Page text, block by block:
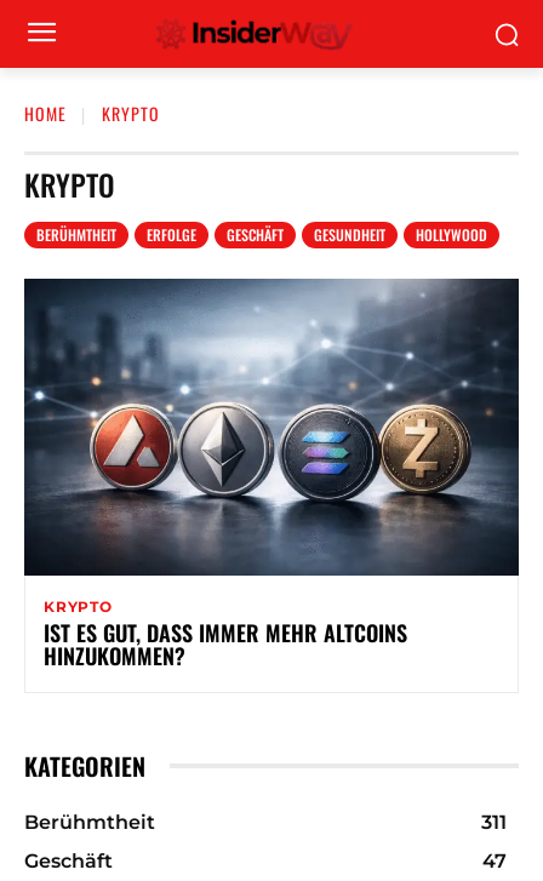
HOME KRYPTO
KRYPTO
BERÜHMTHEIT ERFOLGE GESCHÄFT GESUNDHEIT HOLLYWOOD
KRYPTO
IST ES GUT, DASS IMMER MEHR ALTCOINS
HINZUKOMMEN?
KATEGORIEN
Berühmtheit
311
Geschäft
47